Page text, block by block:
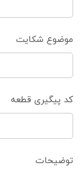
موضوع شکایت
کد پیگیری قطعه
توضیحات